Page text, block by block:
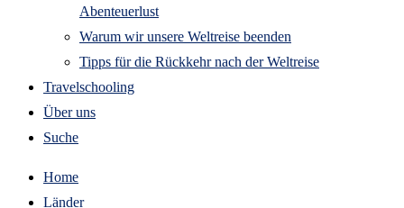
Abenteuerlust
Warum wir unsere Weltreise beenden
Tipps für die Rückkehr nach der Weltreise
Travelschooling
Über uns
Suche
Home
Länder